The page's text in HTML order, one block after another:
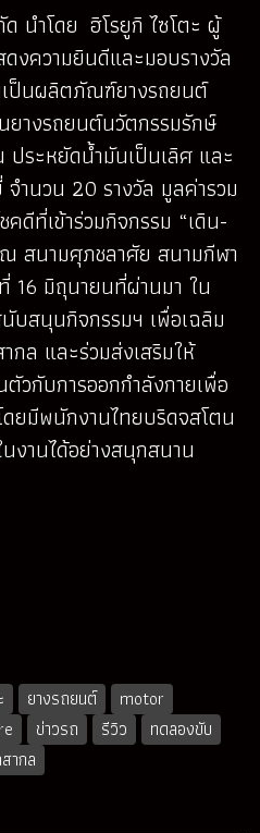
นำโดย ฮิโรยูกิ ไซโตะ ผู้
งความยินดีและมอบรางวัล
ป็นผลิตภัณฑ์ยางรถยนต์
างรถยนต์นวัตกรรมรักษ์
ประหยัดน้ำมันเป็นเลิศ และ
ำนวน 20 รางวัล มูลค่ารวม
ดีที่เข้าร่วมกิจกรรม “เดิน-
สนามศุภชลาศัย สนามกีฬา
16 มิถุนายนที่ผ่านมา ใน
บสนุนกิจกรรมฯ เพื่อเฉลิม
กล และร่วมส่งเสริมให้
วกับการออกกำลังกายเพื่อ
ยมีพนักงานไทยบริดจสโตน
งานได้อย่างสนุกสนาน
ยางรถยนต์
motor
ข่าวรถ รีวิว
ทดลองขับ
ากล